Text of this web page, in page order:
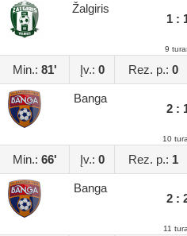
Žalgiris
1 :
9
Min.: 81' Įv.: 0 Rez. p.: 0
Banga
2 :
10
Min.: 66' Įv.: 0 Rez. p.: 1
Banga
2 :
11